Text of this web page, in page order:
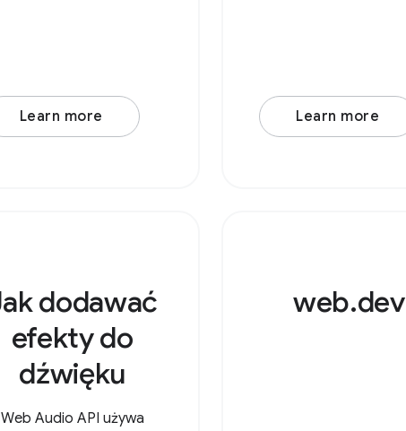
Learn more Learn more
dodawać
efekty do
dźwięku
Web Audio API używa
web.dev